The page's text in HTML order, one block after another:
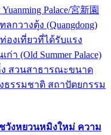
Palace/宮新園
กวางตุ้ง (Quangdong)
องเที่ยวที่ได้รับแรง
(Old Summer Palace)
สวนสาธารณะขนาด
ธรรมชาติ สถาปัตยกรรม
ชวังหยวนหมิงใหม่ ความ